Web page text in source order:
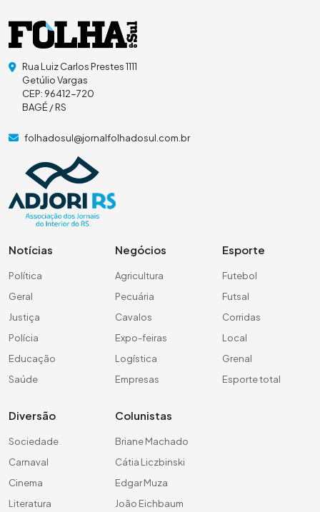
Rua Luiz Carlos Prestes 1111
Getúlio Vargas
CEP: 96412-720
BAGÉ / RS
folhadosul@jornalfolhadosul.com.br
Notícias
Política
Geral
Justiça
Polícia
Educação
Saúde
Negócios
Agricultura
Pecuária
Cavalos
Expo-feiras
Logística
Empresas
Esporte
Futebol
Futsal
Corridas
Local
Grenal
Esporte total
Diversão
Sociedade
Carnaval
Cinema
Literatura
Colunistas
Briane Machado
Cátia Liczbinski
Edgar Muza
João Eichbaum